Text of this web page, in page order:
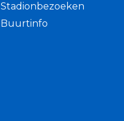
Stadionbezoeken
Buurtinfo